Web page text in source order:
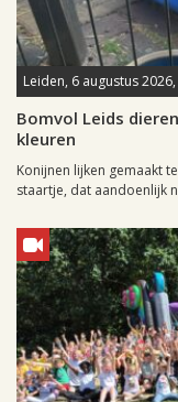
Leiden, 6 augustus
Bomvol Leids
kleuren
Konijnen lijken gemaakt
staartje, dat aandoenlijk